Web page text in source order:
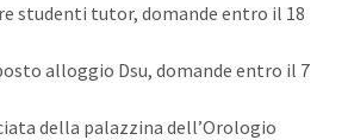
studenti tutor, domande entro il 18
alloggio Dsu, domande entro il 7
della palazzina dell’Orologio